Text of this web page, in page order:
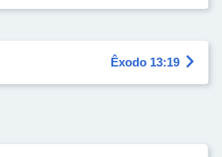
Êxodo 13:19 